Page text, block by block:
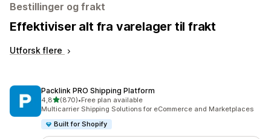
Bestillinger og frakt
Effektiviser alt fra varelager til frakt
Utforsk flere
Packlink PRO Shipping Platform
4,8av 5 stjerner
(870)
Totalt 870 omtaler
•Free plan available
Multicarrier Shipping Solutions for eCommerce and Marketplaces
Built for Shopify